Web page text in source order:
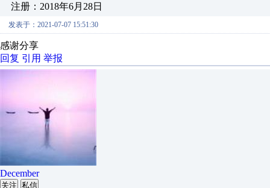
注册：2018年6月28日
发表于：2021-07-07 15:51:30
感谢分享
回复 引用 举报
December
关注 私信